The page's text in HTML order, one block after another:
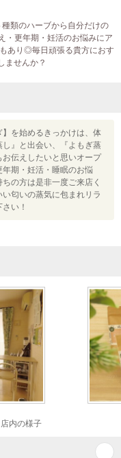
類のハーブから自分だけの
・更年期・妊活のお悩みにア
あり◎毎日頑張る貴方におす
ませんか？
を始めるきっかけは、体
』と出会い、『よもぎ蒸
伝えしたいと思いオープ
期・妊活・睡眠のお悩
の方は是非一度ご来店く
匂いの蒸気に包まれリラ
い！
内の様子